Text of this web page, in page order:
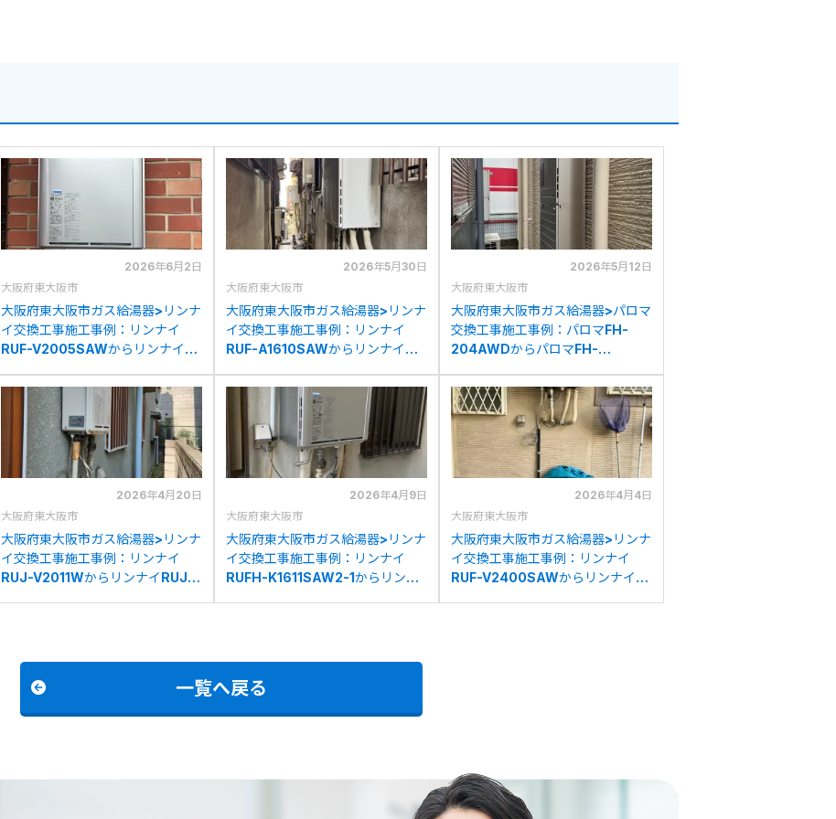
2026年6月2日
大阪府東大阪市
大阪府東大阪市ガス給湯器>リンナ
イ交換工事施工事例：リンナイ
RUF-V2005SAWからリンナイ
2026年5月30日
大阪府東大阪市
大阪府東大阪市ガス給湯器>リンナ
イ交換工事施工事例：リンナイ
RUF-A1610SAWからリンナイ
2026年5月12日
大阪府東大阪市
大阪府東大阪市ガス給湯器>パロマ
交換工事施工事例：パロマFH-
204AWDからパロマFH-
2026年4月20日
大阪府東大阪市
大阪府東大阪市ガス給湯器>リンナ
イ交換工事施工事例：リンナイ
RUJ-V2011WからリンナイRUJ-
2026年4月9日
大阪府東大阪市
大阪府東大阪市ガス給湯器>リンナ
イ交換工事施工事例：リンナイ
RUFH-K1611SAW2-1からリンナ
2026年4月4日
大阪府東大阪市
大阪府東大阪市ガス給湯器>リンナ
イ交換工事施工事例：リンナイ
RUF-V2400SAWからリンナイ
一覧へ戻る